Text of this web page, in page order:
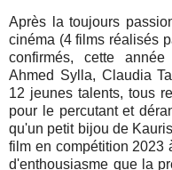
Après la toujours
cinéma (4 films réalisés
confirmés, cette
Ahmed Sylla, Claudia
12 jeunes talents, tous
pour le percutant et
qu'un petit bijou de
film en compétition 2023
d'enthousiasme que la